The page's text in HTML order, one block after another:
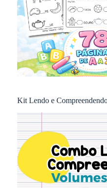
Kit Lendo e